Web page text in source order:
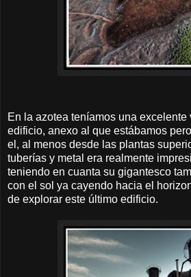
En la azotea teníamos una excelente
edificio, anexo al que estábamos
el, al menos desde las plantas
tuberías y metal era realmente
teniendo en cuanta su gigantesco
con el sol ya cayendo hacia el
de explorar este último edificio.